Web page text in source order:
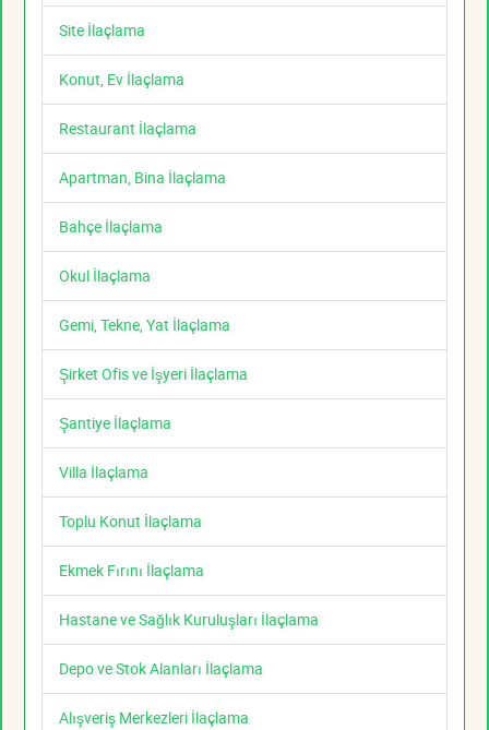
Site İlaçlama
Konut, Ev İlaçlama
Restaurant İlaçlama
Apartman, Bina İlaçlama
Bahçe İlaçlama
Okul İlaçlama
Gemi, Tekne, Yat İlaçlama
Şirket Ofis ve İşyeri İlaçlama
Şantiye İlaçlama
Villa İlaçlama
Toplu Konut İlaçlama
Ekmek Fırını İlaçlama
Hastane ve Sağlık Kuruluşları İlaçlama
Depo ve Stok Alanları İlaçlama
Alışveriş Merkezleri İlaçlama